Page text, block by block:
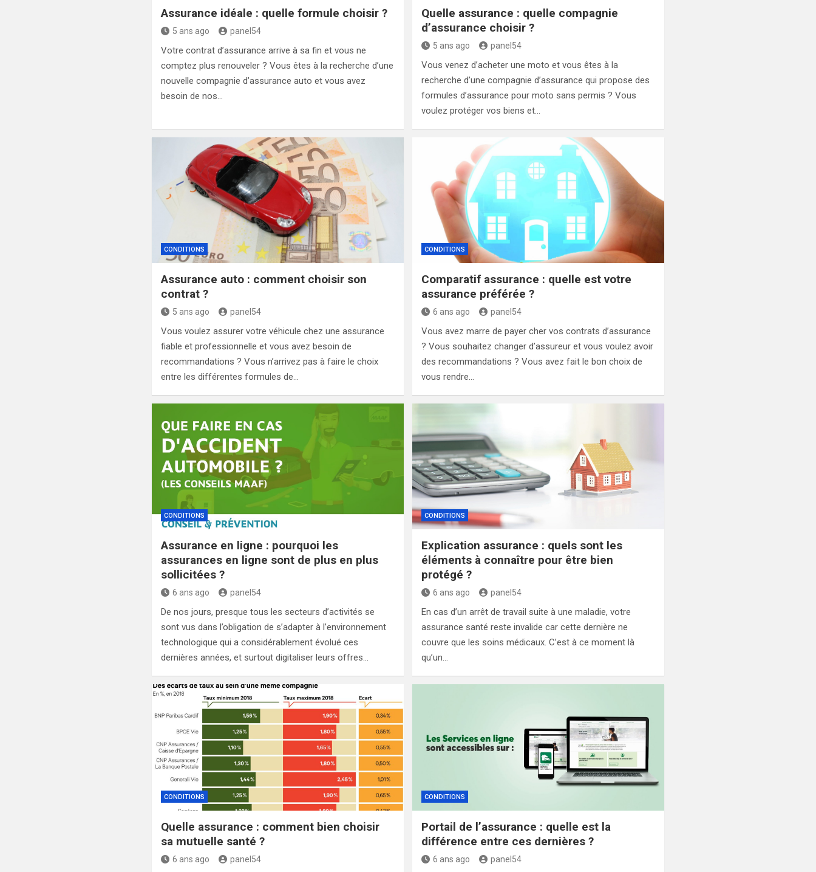
Assurance idéale : quelle formule choisir ?
5 ans ago panel54
Votre contrat d’assurance arrive à sa fin et vous ne
comptez plus renouveler ? Vous êtes à la recherche d’une
nouvelle compagnie d’assurance auto et vous avez
besoin de nos…
Quelle assurance : quelle compagnie
d’assurance choisir ?
5 ans ago panel54
Vous venez d’acheter une moto et vous êtes à la
recherche d’une compagnie d’assurance qui propose des
formules d’assurance pour moto sans permis ? Vous
voulez protéger vos biens et…
CONDITIONS
Assurance auto : comment choisir son
contrat ?
5 ans ago panel54
Vous voulez assurer votre véhicule chez une assurance
fiable et professionnelle et vous avez besoin de
recommandations ? Vous n’arrivez pas à faire le choix
entre les différentes formules de…
CONDITIONS
Comparatif assurance : quelle est votre
assurance préférée ?
6 ans ago panel54
Vous avez marre de payer cher vos contrats d’assurance
? Vous souhaitez changer d’assureur et vous voulez avoir
des recommandations ? Vous avez fait le bon choix de
vous rendre…
CONDITIONS
Assurance en ligne : pourquoi les
assurances en ligne sont de plus en plus
sollicitées ?
6 ans ago panel54
De nos jours, presque tous les secteurs d’activités se
sont vus dans l’obligation de s’adapter à l’environnement
technologique qui a considérablement évolué ces
dernières années, et surtout digitaliser leurs offres…
CONDITIONS
Explication assurance : quels sont les
éléments à connaître pour être bien
protégé ?
6 ans ago panel54
En cas d’un arrêt de travail suite à une maladie, votre
assurance santé reste invalide car cette dernière ne
couvre que les soins médicaux. C’est à ce moment là
qu’un…
CONDITIONS
Quelle assurance : comment bien choisir
sa mutuelle santé ?
6 ans ago panel54
CONDITIONS
Portail de l’assurance : quelle est la
différence entre ces dernières ?
6 ans ago panel54